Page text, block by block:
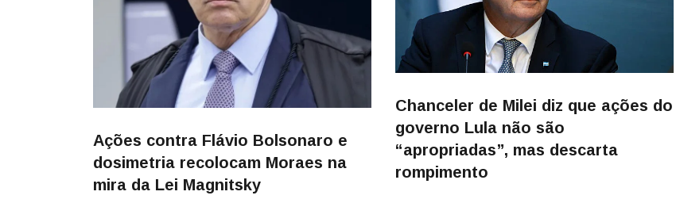
Ações contra Flávio Bolsonaro e
dosimetria recolocam Moraes na
mira da Lei Magnitsky
Chanceler de Milei diz que ações do
governo Lula não são
“apropriadas”, mas descarta
rompimento